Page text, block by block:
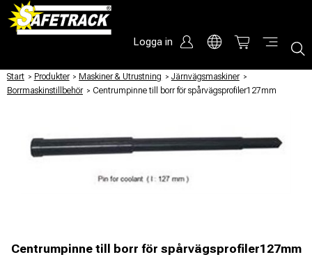
Logga in
Start / Produkter / Maskiner & Utrustning / Järnvägsmaskiner /
Borrmaskinstillbehör / Centrumpinne till borr för spårvägsprofiler127mm
Centrumpinne till borr för spårvägsprofiler127mm